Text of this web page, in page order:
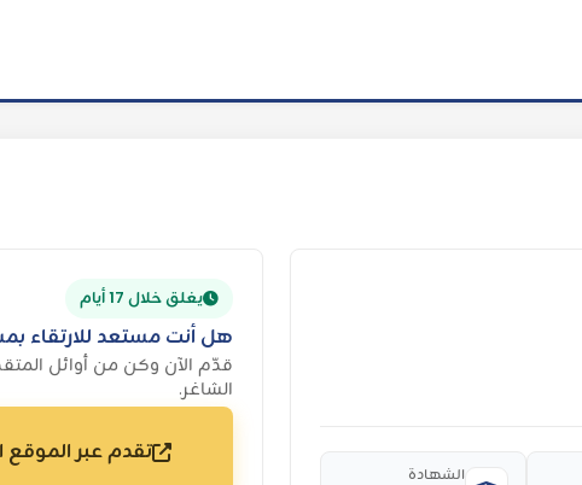
الشهادة
يغلق خلال 17 أيام
هل أنت مستعد للارتقاء
قدّم الآن وكن من أوائل
الشاغر.
تقدم عبر الموقع